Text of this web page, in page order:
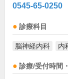
0545-65-0250
診療科目
脳神経内科 内
診療/受付時間